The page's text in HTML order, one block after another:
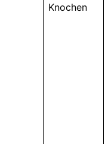
Knochen